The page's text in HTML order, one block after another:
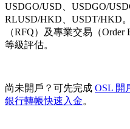
USDGO/USD、USDGO/
RLUSD/HKD、USDT/HKD
（RFQ）及專業交易（
等級評估。
尚未開戶？可先完成 OSL 開
銀行轉帳快速入金。